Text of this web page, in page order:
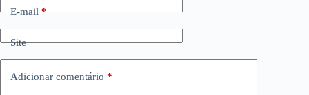
E-mail*
Site
Adicionar comentário *